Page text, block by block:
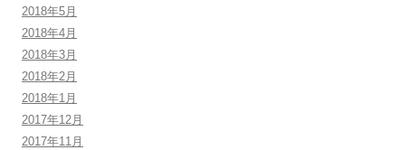
2018年5月
2018年4月
2018年3月
2018年2月
2018年1月
2017年12月
2017年11月